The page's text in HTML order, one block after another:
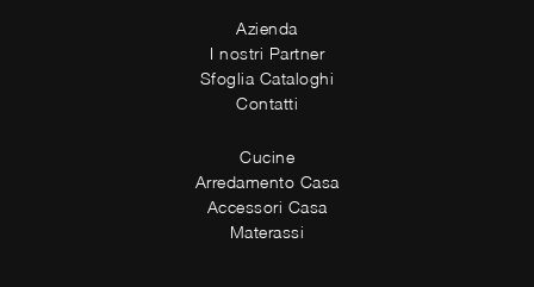
Azienda
I nostri Partner
Sfoglia Cataloghi
Contatti
Cucine
Arredamento Casa
Accessori Casa
Materassi